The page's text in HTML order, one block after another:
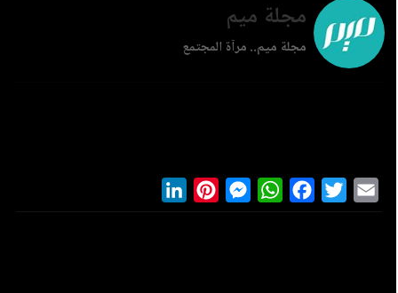
مجلة ميم
مجلة ميم.. مرآة المجتمع
LinkedInPinterestMessengerWhatsAppFacebook
Twitter